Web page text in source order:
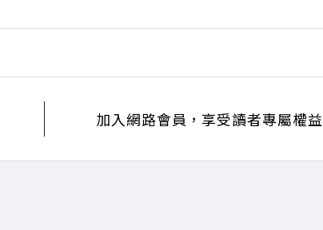
關鍵時刻，台灣的投信、信託與財富管理業務，正迎
你解析這場台灣史上最大規模的財富版圖重組。 🔺資
／遠見雜誌總編輯 林讓均 與談人／遠見雜誌資深主編
reurl.cc/A4ELQp IG：https://bit.ly/3AjBWNV YT：
加入網路會員，享受讀者專屬權益